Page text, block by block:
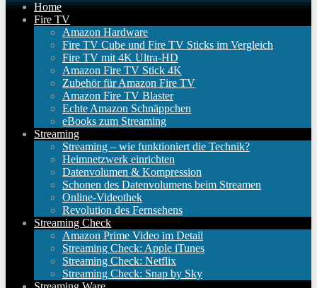
Home
Fire TV
Amazon Hardware
Fire TV Cube und Fire TV Sticks im Vergleich
Fire TV mit 4K Ultra-HD
Amazon Fire TV Stick 4K
Zubehör für Amazon Fire TV
Amazon Fire TV Blaster
Echte Amazon Schnäppchen
eBooks zum Streaming
Streaming
Streaming – wie funktioniert die Technik?
Heimnetzwerk einrichten
Datenvolumen & Kompression
Schonen des Datenvolumens beim Streamen
Online-Videothek
Revolution des Fernsehens
Streaming Check
Amazon Prime Video im Detail
Streaming Check: Apple iTunes
Streaming Check: Netflix
Streaming Check: Snap by Sky